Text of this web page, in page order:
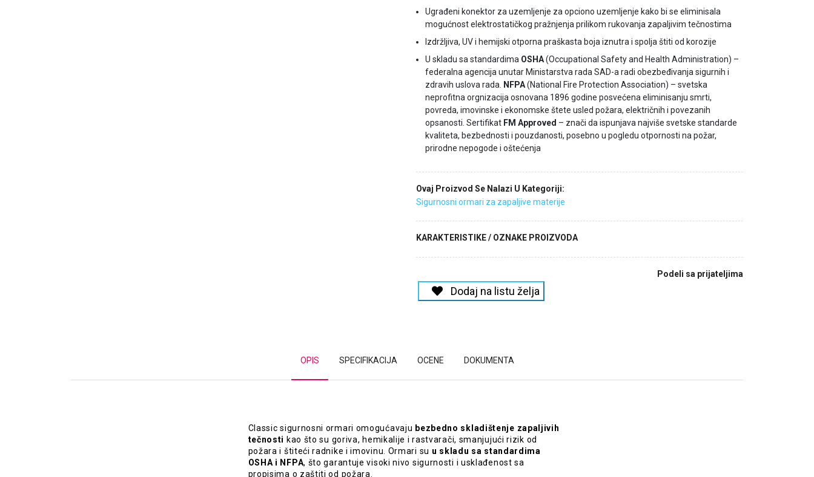
Ugrađeni konektor za uzemljenje za opciono uzemljenje kako bi se eliminisala
mogućnost elektrostatičkog pražnjenja prilikom rukovanja zapaljivim tečnostima
Izdržljiva, UV i hemijski otporna praškasta boja iznutra i spolja štiti od korozije
U skladu sa standardima OSHA(Occupational Safety and Health Administration) –
federalna agencija unutar Ministarstva rada SAD-a radi obezbeđivanja sigurnih i
zdravih uslova rada.
NFPA(National Fire Protection Association) – svetska
neprofitna orgnizacija osnovana 1896 godine posvećena eliminisanju smrti,
povreda, imovinske i ekonomske štete usled požara, električnih i povezanih
opsanosti. Sertifikat FM Approved – znači da ispunjava najviše svetske standarde
kvaliteta, bezbednosti i pouzdanosti, posebno u pogledu otpornosti na požar,
prirodne nepogode i oštećenja
Ovaj Proizvod Se Nalazi U Kategoriji:
Sigurnosni ormari za zapaljive materije
KARAKTERISTIKE / OZNAKE PROIZVODA
Podeli sa prijateljima
Dodaj na listu želja
OPIS SPECIFIKACIJA OCENE DOKUMENTA
Classic sigurnosni ormari omogućavaju bezbedno skladištenje zapaljivih
tečnosti kao što su goriva, hemikalije i rastvarači, smanjujući rizik od
požara i štiteći radnike i imovinu. Ormari su u skladu sa standardima
OSHA i NFPA, što garantuje visoki nivo sigurnosti i usklađenost sa
propisima o zaštiti od požara.